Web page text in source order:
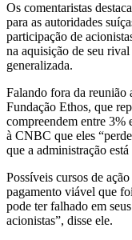
Os comentaristas
para as autoridades
participação de
na aquisição de seu
generalizada.
Falando fora da
Fundação Ethos, que
compreendem entre 3%
à CNBC que eles
que a administração
Possíveis cursos de
pagamento viável que
pode ter falhado em
acionistas”, disse ele.